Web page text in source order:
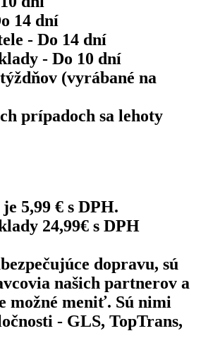
14 dní
- Do 14 dní
- Do 10 dní
(vyrábané na
prípadoch sa lehoty
5,99 € s DPH.
24,99€ s DPH
dopravu, sú
našich partnerov a
možné meniť. Sú nimi
- GLS, TopTrans,